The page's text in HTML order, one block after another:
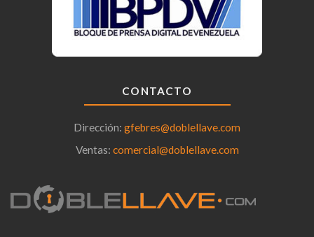
CONTACTO
Dirección: gfebres@doblellave.com
Ventas: comercial@doblellave.com